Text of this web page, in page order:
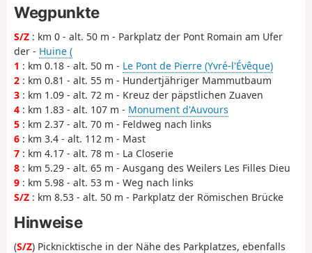
Wegpunkte
S/Z : km 0 - alt. 50 m - Parkplatz der Pont Romain am Ufer
der - Huine (
1 : km 0.18 - alt. 50 m - Le Pont de Pierre (Yvré-l'Évêque)
2 : km 0.81 - alt. 55 m - Hundertjähriger Mammutbaum
3 : km 1.09 - alt. 72 m - Kreuz der päpstlichen Zuaven
4 : km 1.83 - alt. 107 m - Monument d'Auvours
5 : km 2.37 - alt. 70 m - Feldweg nach links
6 : km 3.4 - alt. 112 m - Mast
7 : km 4.17 - alt. 78 m - La Closerie
8 : km 5.29 - alt. 65 m - Ausgang des Weilers Les Filles Dieu
9 : km 5.98 - alt. 53 m - Weg nach links
S/Z : km 8.53 - alt. 50 m - Parkplatz der Römischen Brücke
Hinweise
(S/Z) Picknicktische in der Nähe des Parkplatzes, ebenfalls